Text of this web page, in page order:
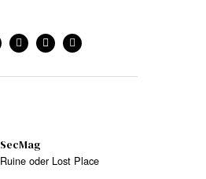
SecMag
Ruine oder Lost Place